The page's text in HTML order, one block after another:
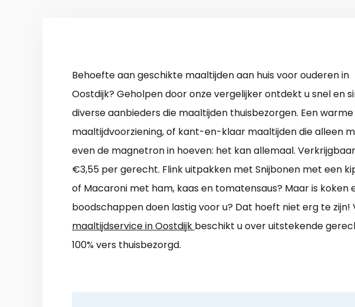
Behoefte aan geschikte maaltijden aan huis voor ouderen in
Oostdijk? Geholpen door onze vergelijker ontdekt u snel en
diverse aanbieders die maaltijden thuisbezorgen. Een warme
maaltijdvoorziening, of kant-en-klaar maaltijden die alleen
even de magnetron in hoeven: het kan allemaal.
€3,55 per gerecht. Flink uitpakken met Snijbonen met een
of Macaroni met ham, kaas en tomatensaus? Maar is koken
boodschappen doen lastig voor u? Dat hoeft niet erg te zijn!
maaltijdservice in Oostdijk beschikt u over uitstekende
100% vers thuisbezorgd.